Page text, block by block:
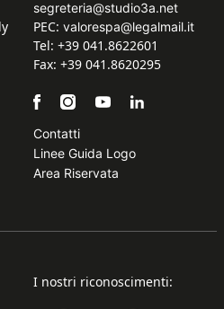
segreteria@studio3a.net
PEC: valorespa@legalmail.it
Tel: +39 041.8622601
Fax: +39 041.8620295
Contatti
Linee Guida Logo
Area Riservata
I nostri riconoscimenti: